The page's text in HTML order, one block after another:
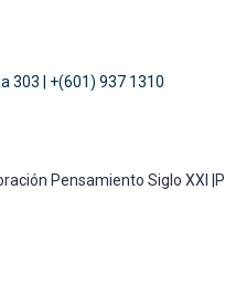
303 | +(601) 937 1310
Pensamiento Siglo XXI